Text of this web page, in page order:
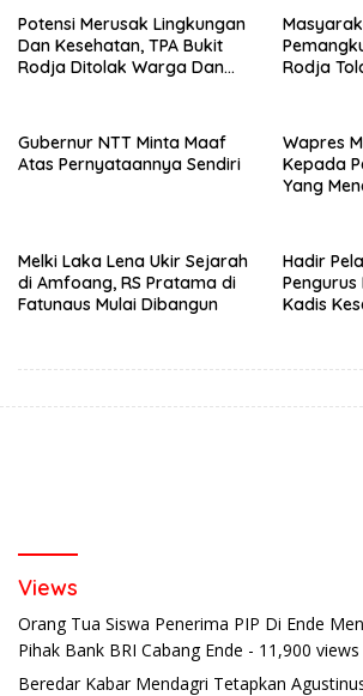
Potensi Merusak Lingkungan
Dan Kesehatan, TPA Bukit
Rodja Ditolak Warga Dan
Rodja
Gubernur NTT Minta Maaf
Atas Pernyataannya Sendiri
Wapres
Kepada
Yang
Melki Laka Lena Ukir Sejarah
di Amfoang, RS Pratama di
Fatunaus Mulai Dibangun
Hadir
Pengurus
Kadis
Pemda
Views
Orang Tua Siswa Penerima PIP Di Ende
Pihak Bank BRI Cabang Ende - 11,900 views
Beredar Kabar Mendagri Tetapkan